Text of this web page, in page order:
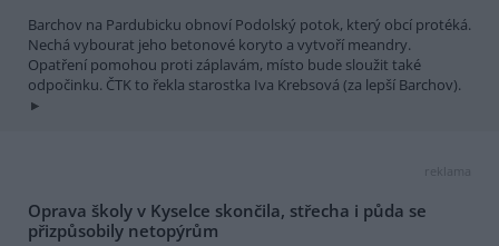
Barchov na Pardubicku obnoví Podolský potok, který obcí protéká.
Nechá vybourat jeho betonové koryto a vytvoří meandry.
Opatření pomohou proti záplavám, místo bude sloužit také
odpočinku. ČTK to řekla starostka Iva Krebsová (za lepší Barchov).
reklama
Oprava školy v Kyselce skončila, střecha i půda se
přizpůsobily netopýrům